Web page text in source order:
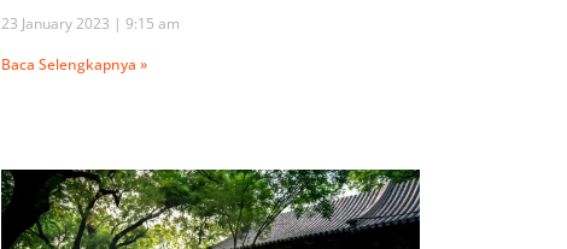
23 January 2023
9:15 am
Baca Selengkapnya »